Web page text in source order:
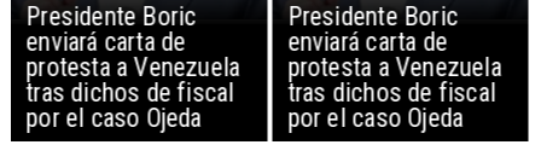
Presidente Boric
enviará carta de
protesta a Venezuela
tras dichos de fiscal
por el caso Ojeda
Presidente Boric
enviará carta de
protesta a Venezuela
tras dichos de fiscal
por el caso Ojeda